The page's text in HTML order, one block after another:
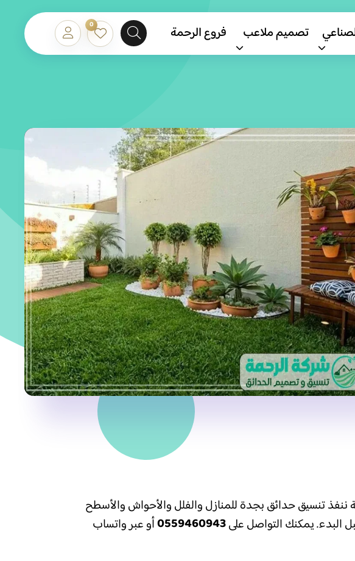
تصميم ملاعب فروع الرحمة 0
ننفذ تنسيق حدائق بجدة للمنازل والفلل والأحواش والأسطح
البدء. يمكنك التواصل على0559460943أو عبر واتساب